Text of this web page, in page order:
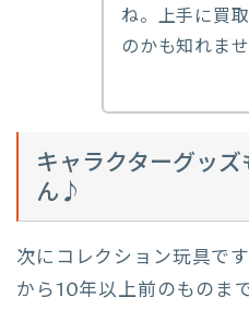
ね。上手に買
のかも知れませ
キャラクターグッ
ん♪
次にコレクション玩具で
から10年以上前のものま